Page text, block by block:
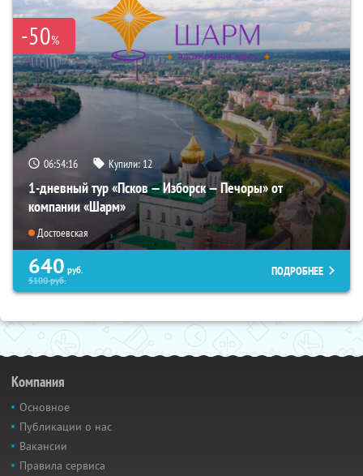
-50%
06:54:14 Купили:12
1-дневный тур «Псков — Изборск — Печоры» от
компании «Шарм»
Достоевская
640 руб.
5100руб.
ПОДРОБНЕЕ
Компания
Основное
Публикации о нас
Вакансии
Правила сервиса